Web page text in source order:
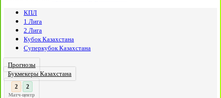
КПЛ
1 Лига
2 Лига
Кубок Казахстана
Суперкубок Казахстана
Прогнозы
Букмекеры Казахстана
3 : 2
Матч-центр